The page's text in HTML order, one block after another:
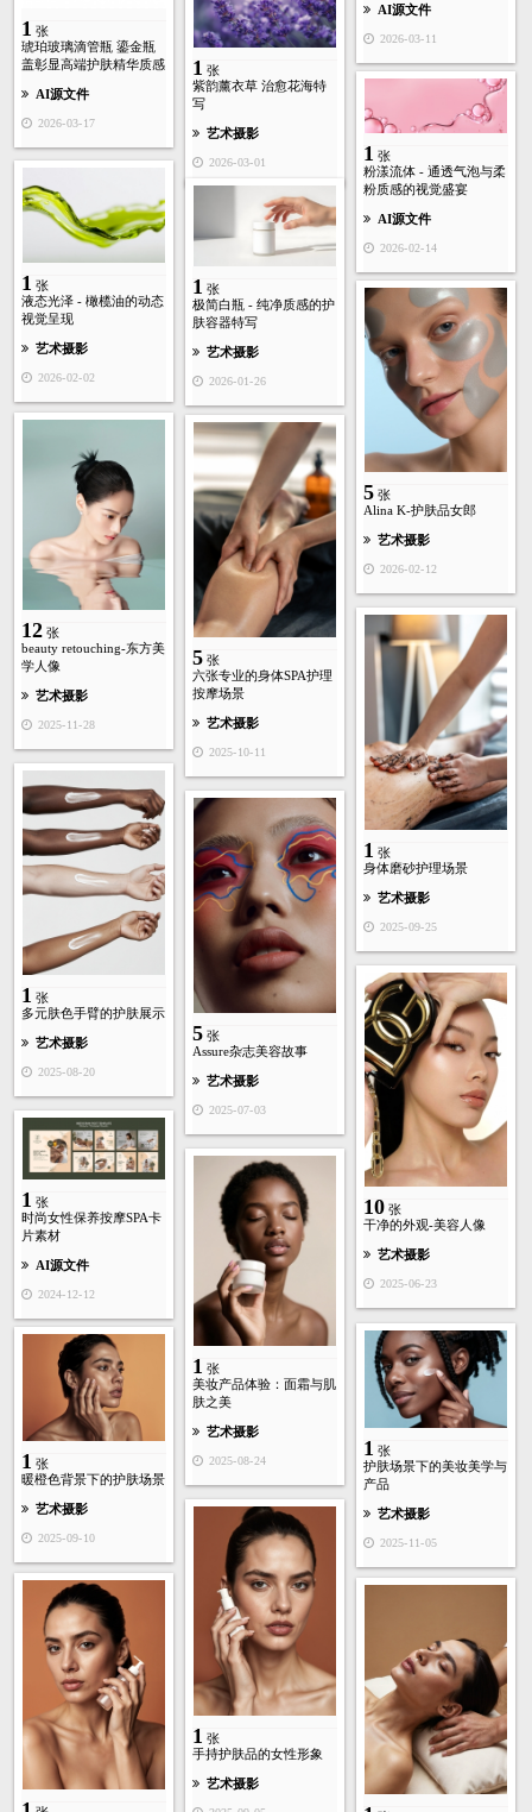
1 张
琥珀玻璃滴管瓶 鎏金瓶
盖彰显高端护肤精华质感
AI源文件
2026-03-17
AI源文件
2026-03-11
1 张
紫韵薰衣草 治愈花海特
写
艺术摄影
2026-03-01 1 张
粉漾流体 - 通透气泡与柔
粉质感的视觉盛宴
AI源文件
2026-02-14
1 张
液态光泽 - 橄榄油的动态
视觉呈现
艺术摄影
2026-02-02
1 张
极简白瓶 - 纯净质感的护
肤容器特写
艺术摄影
2026-01-26
5 张
Alina K-护肤品女郎
艺术摄影
2026-02-12
12 张
beauty retouching-东方美
学人像
艺术摄影
2025-11-28
5 张
六张专业的身体SPA护理
按摩场景
艺术摄影
2025-10-11
1 张
身体磨砂护理场景
艺术摄影
2025-09-25
1 张
多元肤色手臂的护肤展示
艺术摄影
2025-08-20
5 张
Assure杂志美容故事
艺术摄影
2025-07-03
10 张
干净的外观-美容人像
艺术摄影
2025-06-23
1 张
时尚女性保养按摩SPA卡
片素材
AI源文件
2024-12-12
1 张
美妆产品体验：面霜与肌
肤之美
艺术摄影
2025-08-24
1 张
护肤场景下的美妆美学与
产品
艺术摄影
2025-11-05
1 张
暖橙色背景下的护肤场景
艺术摄影
2025-09-10
1 张
手持护肤品的女性形象
艺术摄影